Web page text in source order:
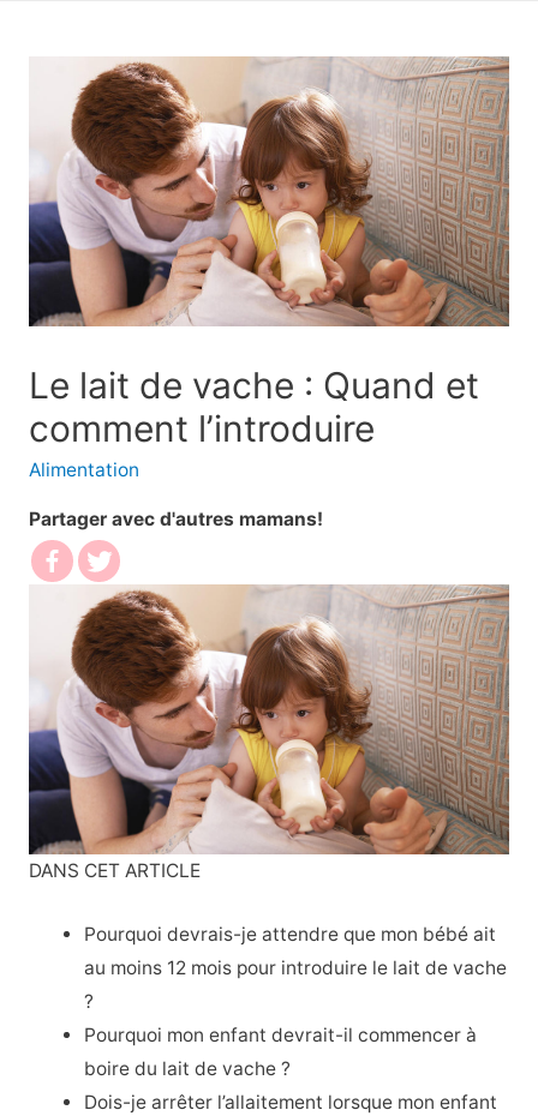
Le lait de vache : Quand et
comment l’introduire
Alimentation
Partager avec d'autres mamans!
DANS CET ARTICLE
Pourquoi devrais-je attendre que mon bébé ait
au moins 12 mois pour introduire le lait de vache
?
Pourquoi mon enfant devrait-il commencer à
boire du lait de vache ?
Dois-je arrêter l’allaitement lorsque mon enfant